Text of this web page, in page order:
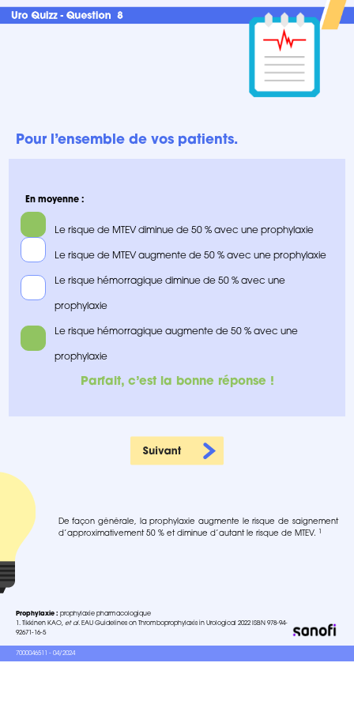
Pour l’ensemble de vos patients.
En moyenne :
Le risque de MTEV diminue de 50 % avec une prophylaxie
Le risque de MTEV augmente de 50 % avec une prophylaxie
Le risque hémorragique diminue de 50 % avec une
prophylaxie
Le risque hémorragique augmente de 50 % avec une
prophylaxie
Parfait, c’est la bonne réponse !
De façon générale, la prophylaxie augmente le risque de saignement
d’approximativement 50 % et diminue d’autant le risque de MTEV.
1
Prophylaxie : prophylaxie pharmacologique
1. Tikkinen KAO, et al. EAU Guidelines on Thromboprophylaxis in Urological 2022 ISBN 978-94-
92671-16-5
7000046511 - 04/2024